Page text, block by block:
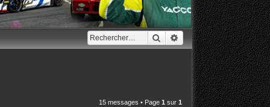
RechercherRecherche avancée
15 messages • Page 1 sur 1